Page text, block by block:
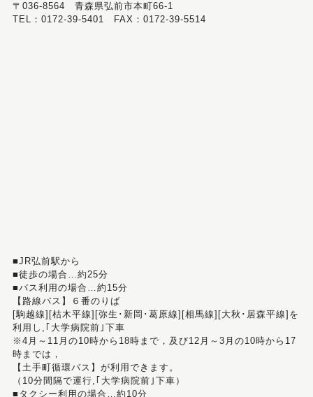
〒036-8564 青森県弘前市本町66-1
TEL：0172-39-5401 FAX：0172-39-5514
■JR弘前駅から
■徒歩の場合…約25分
■バス利用の場合…約15分
【路線バス】６番のりば
[駒越線][枯木平線][弥生･新岡･葛原線][相馬線][大秋･居森平線]を
利用し,｢大学病院前｣下車
※4月～11月の10時から18時まで，及び12月～3月の10時から17
時までは，
【土手町循環バス】が利用できます。
（10分間隔で運行,｢大学病院前｣下車）
■タクシー利用の場合…約10分